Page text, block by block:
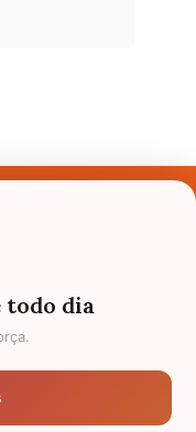
todo dia